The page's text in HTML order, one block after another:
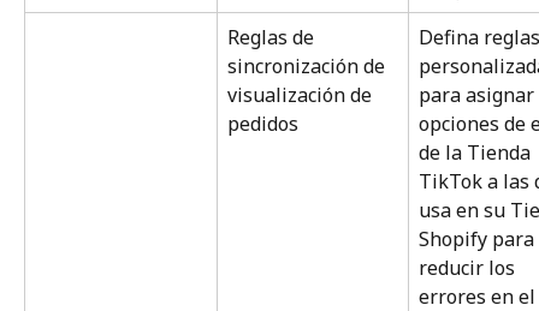
Reglas de
sincronización de
visualización de
pedidos
Defina
para
opciones de
de la Tienda
TikTok a las
usa en su
Shopify para
reducir los
errores en el